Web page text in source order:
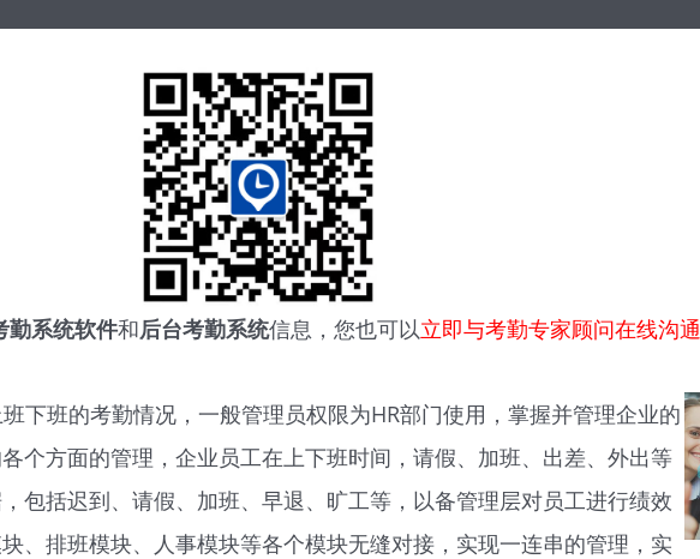
勤系统软件和后台考勤系统信息，您也可以立即与考勤专家顾问在线沟通
下班的考勤情况，一般管理员权限为HR部门使用，掌握并管理企业的
个方面的管理，企业员工在上下班时间，请假、加班、出差、外出等
包括迟到、请假、加班、早退、旷工等，以备管理层对员工进行绩效
、排班模块、人事模块等各个模块无缝对接，实现一连串的管理，实